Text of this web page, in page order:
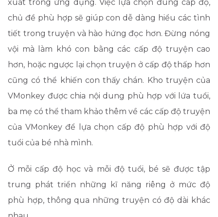
xuất trong ứng dụng. Việc lựa chọn đúng cấp độ,
chủ đề phù hợp sẽ giúp con dễ dàng hiểu các tình
tiết trong truyện và hào hứng đọc hơn. Đừng nóng
vội mà làm khó con bằng các cấp độ truyện cao
hơn, hoặc ngược lại chọn truyện ở cấp độ thấp hơn
cũng có thể khiến con thấy chán. Kho truyện của
VMonkey được chia nội dung phù hợp với lứa tuổi,
ba mẹ có thể tham khảo thêm về các cấp độ truyện
của VMonkey để lựa chọn cấp độ phù hợp với độ
tuổi của bé nhà mình.
Ở mỗi cấp độ học và mỗi độ tuổi, bé sẽ được tập
trung phát triển những kĩ năng riêng ở mức độ
phù hợp, thông qua những truyện có độ dài khác